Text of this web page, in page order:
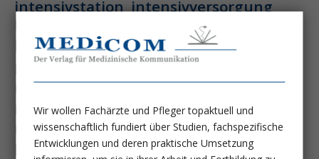
intensivstation intensivversorgung
kdigo-leitlinien
lebernekrose
leberzirrhose mangelernährung
masld
multiples myelom nasogastrale sonde
nephro-news nephrologie
niereninsuffizienz nutrition
peg-implantationstechniken
Wir wollen Fachärzte und Pfleger topaktuell und
wissenschaftlich fundiert über Studien, fachspezifische
Entwicklungen und deren praktische Umsetzung